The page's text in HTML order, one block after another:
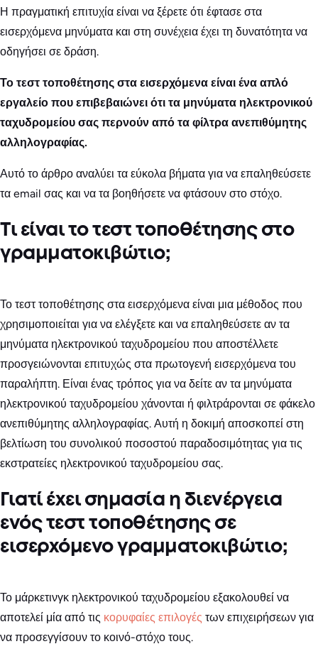
Η πραγματική επιτυχία είναι να ξέρετε ότι έφτασε στα
εισερχόμενα μηνύματα και στη συνέχεια έχει τη δυνατότητα να
οδηγήσει σε δράση.
Το τεστ τοποθέτησης στα εισερχόμενα είναι ένα απλό
εργαλείο που επιβεβαιώνει ότι τα μηνύματα ηλεκτρονικού
ταχυδρομείου σας περνούν από τα φίλτρα ανεπιθύμητης
αλληλογραφίας.
Αυτό το άρθρο αναλύει τα εύκολα βήματα για να επαληθεύσετε
τα email σας και να τα βοηθήσετε να φτάσουν στο στόχο.
Τι είναι το τεστ τοποθέτησης στο
γραμματοκιβώτιο;
Το τεστ τοποθέτησης στα εισερχόμενα είναι μια μέθοδος που
χρησιμοποιείται για να ελέγξετε και να επαληθεύσετε αν τα
μηνύματα ηλεκτρονικού ταχυδρομείου που αποστέλλετε
προσγειώνονται επιτυχώς στα πρωτογενή εισερχόμενα του
παραλήπτη. Είναι ένας τρόπος για να δείτε αν τα μηνύματα
ηλεκτρονικού ταχυδρομείου χάνονται ή φιλτράρονται σε φάκελο
ανεπιθύμητης αλληλογραφίας. Αυτή η δοκιμή αποσκοπεί στη
βελτίωση του συνολικού ποσοστού παραδοσιμότητας για τις
εκστρατείες ηλεκτρονικού ταχυδρομείου σας.
Γιατί έχει σημασία η διενέργεια
ενός τεστ τοποθέτησης σε
εισερχόμενο γραμματοκιβώτιο;
Το μάρκετινγκ ηλεκτρονικού ταχυδρομείου εξακολουθεί να
αποτελεί μία από τις κορυφαίες επιλογές των επιχειρήσεων για
να προσεγγίσουν το κοινό-στόχο τους.